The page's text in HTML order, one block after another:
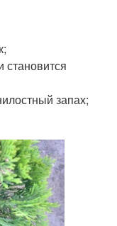
становится
запах;